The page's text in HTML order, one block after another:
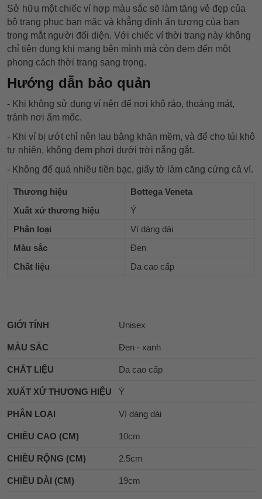
Sở hữu một chiếc ví hợp màu sắc sẽ làm tăng vẻ đẹp của
bộ trang phục bạn mặc và khẳng định ấn tượng của bạn
trong mắt người đối diện. Với chiếc ví thời trang này không
chỉ tiện dụng khi mang bên mình mà còn đem đến một
phong cách thời trang sang trọng.
Hướng dẫn bảo quản
- Khi không sử dụng ví nên để nơi khô ráo, thoáng mát,
tránh nơi ẩm mốc.
- Khi ví bị ướt chỉ nên lau bằng khăn mềm, và để cho túi khô
tự nhiên, không đem phơi dưới trời nắng gắt.
- Không để quá nhiều tiền bạc, giấy tờ làm căng cứng cả ví.
Thương hiệu
Bottega Veneta
Xuất xứ thương hiệu
Ý
Phân loại
Ví dáng dài
Màu sắc
Đen
Chất liệu
Da cao cấp
GIỚI TÍNH Unisex
MÀU SẮC Đen - xanh
CHẤT LIỆU Da cao cấp
XUẤT XỨ THƯƠNG HIỆU Ý
PHÂN LOẠI Ví dáng dài
CHIỀU CAO (CM) 10cm
CHIỀU RỘNG (CM) 2.5cm
CHIỀU DÀI (CM) 19cm